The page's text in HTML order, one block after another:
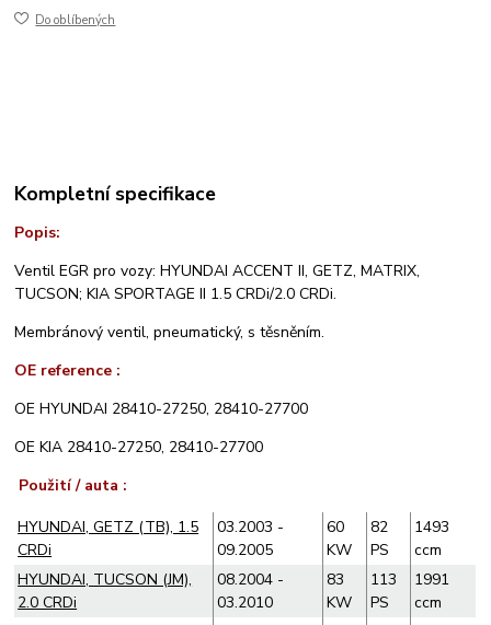
Do oblíbených
Kompletní specifikace
Popis:
Ventil EGR pro vozy: HYUNDAI ACCENT II, GETZ, MATRIX,
TUCSON; KIA SPORTAGE II 1.5 CRDi/2.0 CRDi.
Membránový ventil, pneumatický, s těsněním.
OE reference :
OE HYUNDAI 28410-27250, 28410-27700
OE KIA 28410-27250, 28410-27700
Použití / auta :
HYUNDAI, GETZ (TB), 1.5
CRDi
03.2003 -
09.2005
60
KW
82
PS
1493
ccm
HYUNDAI, TUCSON (JM),
2.0 CRDi
08.2004 -
03.2010
83
KW
113
PS
1991
ccm